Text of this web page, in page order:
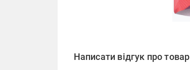
Написати відгук про товар